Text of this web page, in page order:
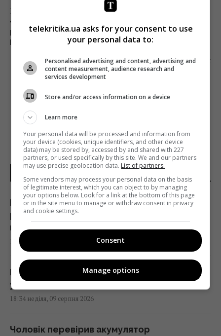
Попередня стаття
У FACEBOOK РОЗПОВІЛИ, З КИМ СОЦМЕРЕЖА
ПРОДОВЖИТЬ ДІЛИТИСЯ ДАНИМИ СВОЇХ
КОРИСТУВАЧІВ
Наступна стаття
У КОРПОРАЦІЇ BBC ПРАЦІВНИКІВ-
ТРАНСГЕНДЕРІВ ВИЯВИЛОСЯ ЗНАЧНО БІЛЬШЕ,
Куди з полиць магазинів зникла популярна
риба івасі і чому українці її більше не
побачать
18:35 неділя, 09 серпня 2026
Міжнародну космічну станцію не залишать
у космосі: її навмисно знищать
18:34 неділя, 09 серпня 2026
Чоловік перевірив акумулятор
telekritika.ua asks for your consent to use
your personal data to:
Personalised advertising and content, advertising and
content measurement, audience research and
services development
Store and/or access information on a device
Learn more
Your personal data will be processed and information from
your device (cookies, unique identifiers, and other device
data) may be stored by, accessed by and shared with 227
partners, or used specifically by this site. We and our partners
may use precise geolocation data. List of partners.
Some vendors may process your personal data on the basis
of legitimate interest, which you can object to by managing
your options below. Look for a link at the bottom of this page
or in the site menu to manage or withdraw consent in privacy
and cookie settings.
Consent
Manage options